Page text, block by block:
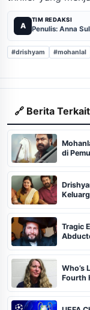
A
TIM REDAKSI
Penulis: Anna
#drishyam #mohanlal
🔗 Berita Terkait
di
Tragic
Who’s
Fourth